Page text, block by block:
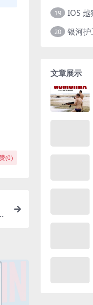
(0)
19
20
文章展示